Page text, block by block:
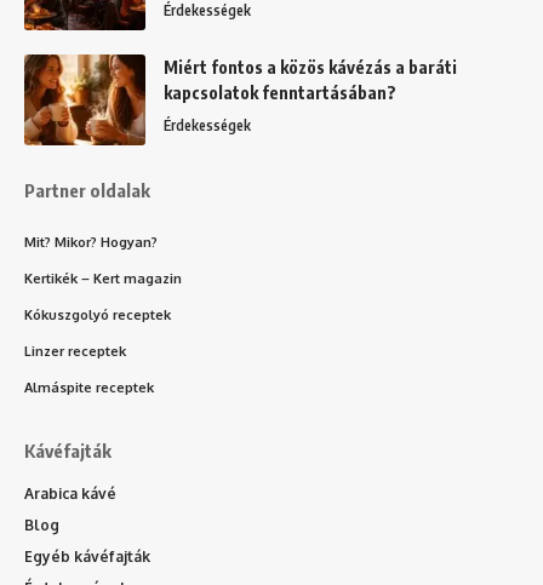
Érdekességek
Miért fontos a közös kávézás a baráti
kapcsolatok fenntartásában?
Érdekességek
Partner oldalak
Mit? Mikor? Hogyan?
Kertikék – Kert magazin
Kókuszgolyó receptek
Linzer receptek
Almáspite receptek
Kávéfajták
Arabica kávé
Blog
Egyéb kávéfajták